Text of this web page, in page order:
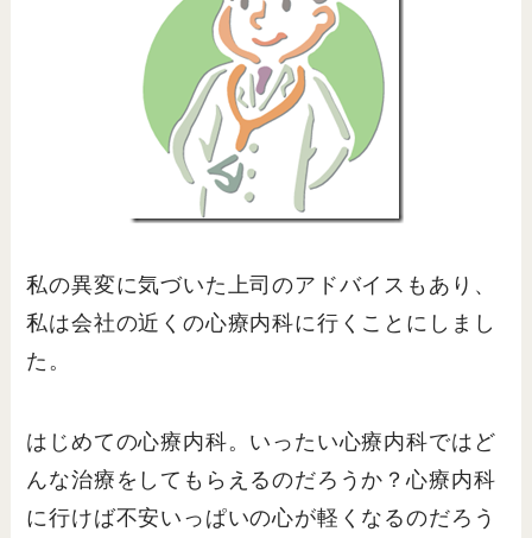
私の異変に気づいた上司のアドバイスもあり、
私は会社の近くの心療内科に行くことにしまし
た。
はじめての心療内科。いったい心療内科ではど
んな治療をしてもらえるのだろうか？心療内科
に行けば不安いっぱいの心が軽くなるのだろう